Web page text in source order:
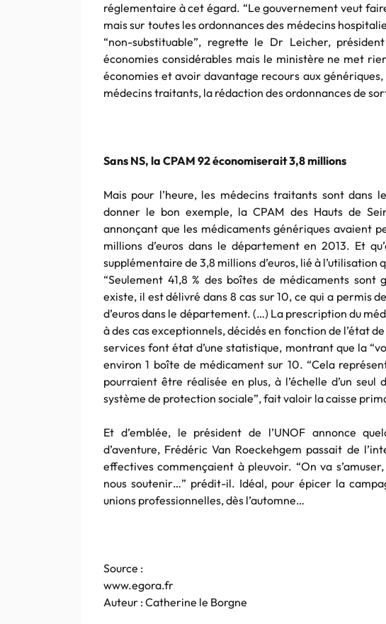
réglementaire à cet égard. “Le gouvernement veut
mais sur toutes les ordonnances des médecins
“non-substituable”, regrette le Dr Leicher,
économies considérables mais le ministère ne met
économies et avoir davantage recours aux
médecins traitants, la rédaction des ordonnances de
Sans NS, la CPAM 92 économiserait 3,8 millions
Mais pour l’heure, les médecins traitants sont dans
donner le bon exemple, la CPAM des Hauts de
annonçant que les médicaments génériques avaient
millions d’euros dans le département en 2013. Et
supplémentaire de 3,8 millions d’euros, lié à l’utilisation
“Seulement 41,8 % des boîtes de médicaments sont
existe, il est délivré dans 8 cas sur 10, ce qui a permis
d’euros dans le département. (…) La prescription du
à des cas exceptionnels, décidés en fonction de l’état
services font état d’une statistique, montrant que la
environ 1 boîte de médicament sur 10. “Cela
pourraient être réalisée en plus, à l’échelle d’un
système de protection sociale”, fait valoir la caisse
Et d’emblée, le président de l’UNOF annonce
d’aventure, Frédéric Van Roeckehgem passait de
effectives commençaient à pleuvoir. “On va
nous soutenir…” prédit-il. Idéal, pour épicer la
unions professionnelles, dès l’automne…
Source :
www.egora.fr
Auteur : Catherine le Borgne